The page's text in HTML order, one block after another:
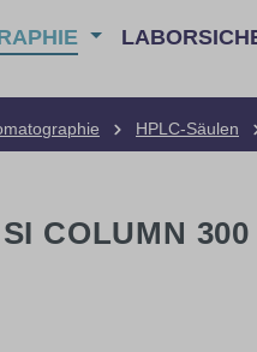
HPLC-Säulen
COLUMN